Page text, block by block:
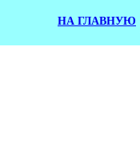
НА ГЛАВНУЮ